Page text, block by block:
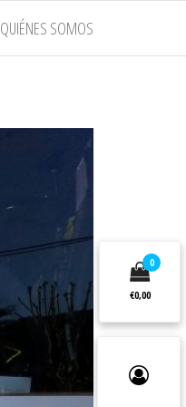
QUIÉNES SOMOS
0
€0,00